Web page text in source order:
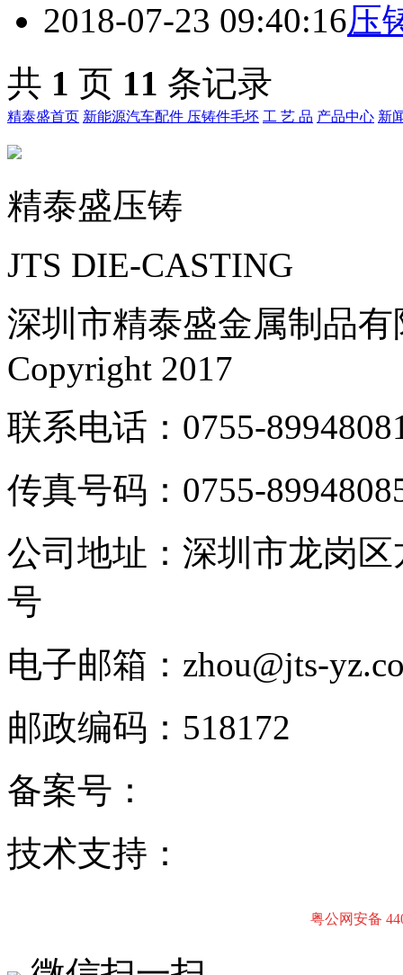
2018-07-23 09:40:16压
共 1 页 11 条记录
精泰盛首页 新能源汽车配件 压铸件毛坯 工 艺 品 产品中心 新
精泰盛压铸
JTS DIE-CASTING
深圳市精泰盛金属制品
Copyright 2017
联系电话：0755-
传真号码：0755-
公司地址：深圳市龙岗
号
电子邮箱：zhou@jts-
邮政编码：518172
备案号：
技术支持：
粤公网安备